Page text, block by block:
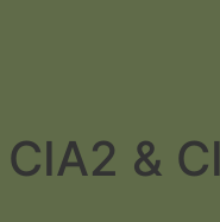
&